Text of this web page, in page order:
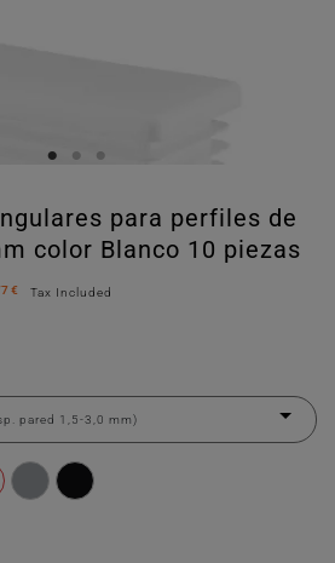
para perfiles de
color Blanco 10 piezas
€
Tax Included